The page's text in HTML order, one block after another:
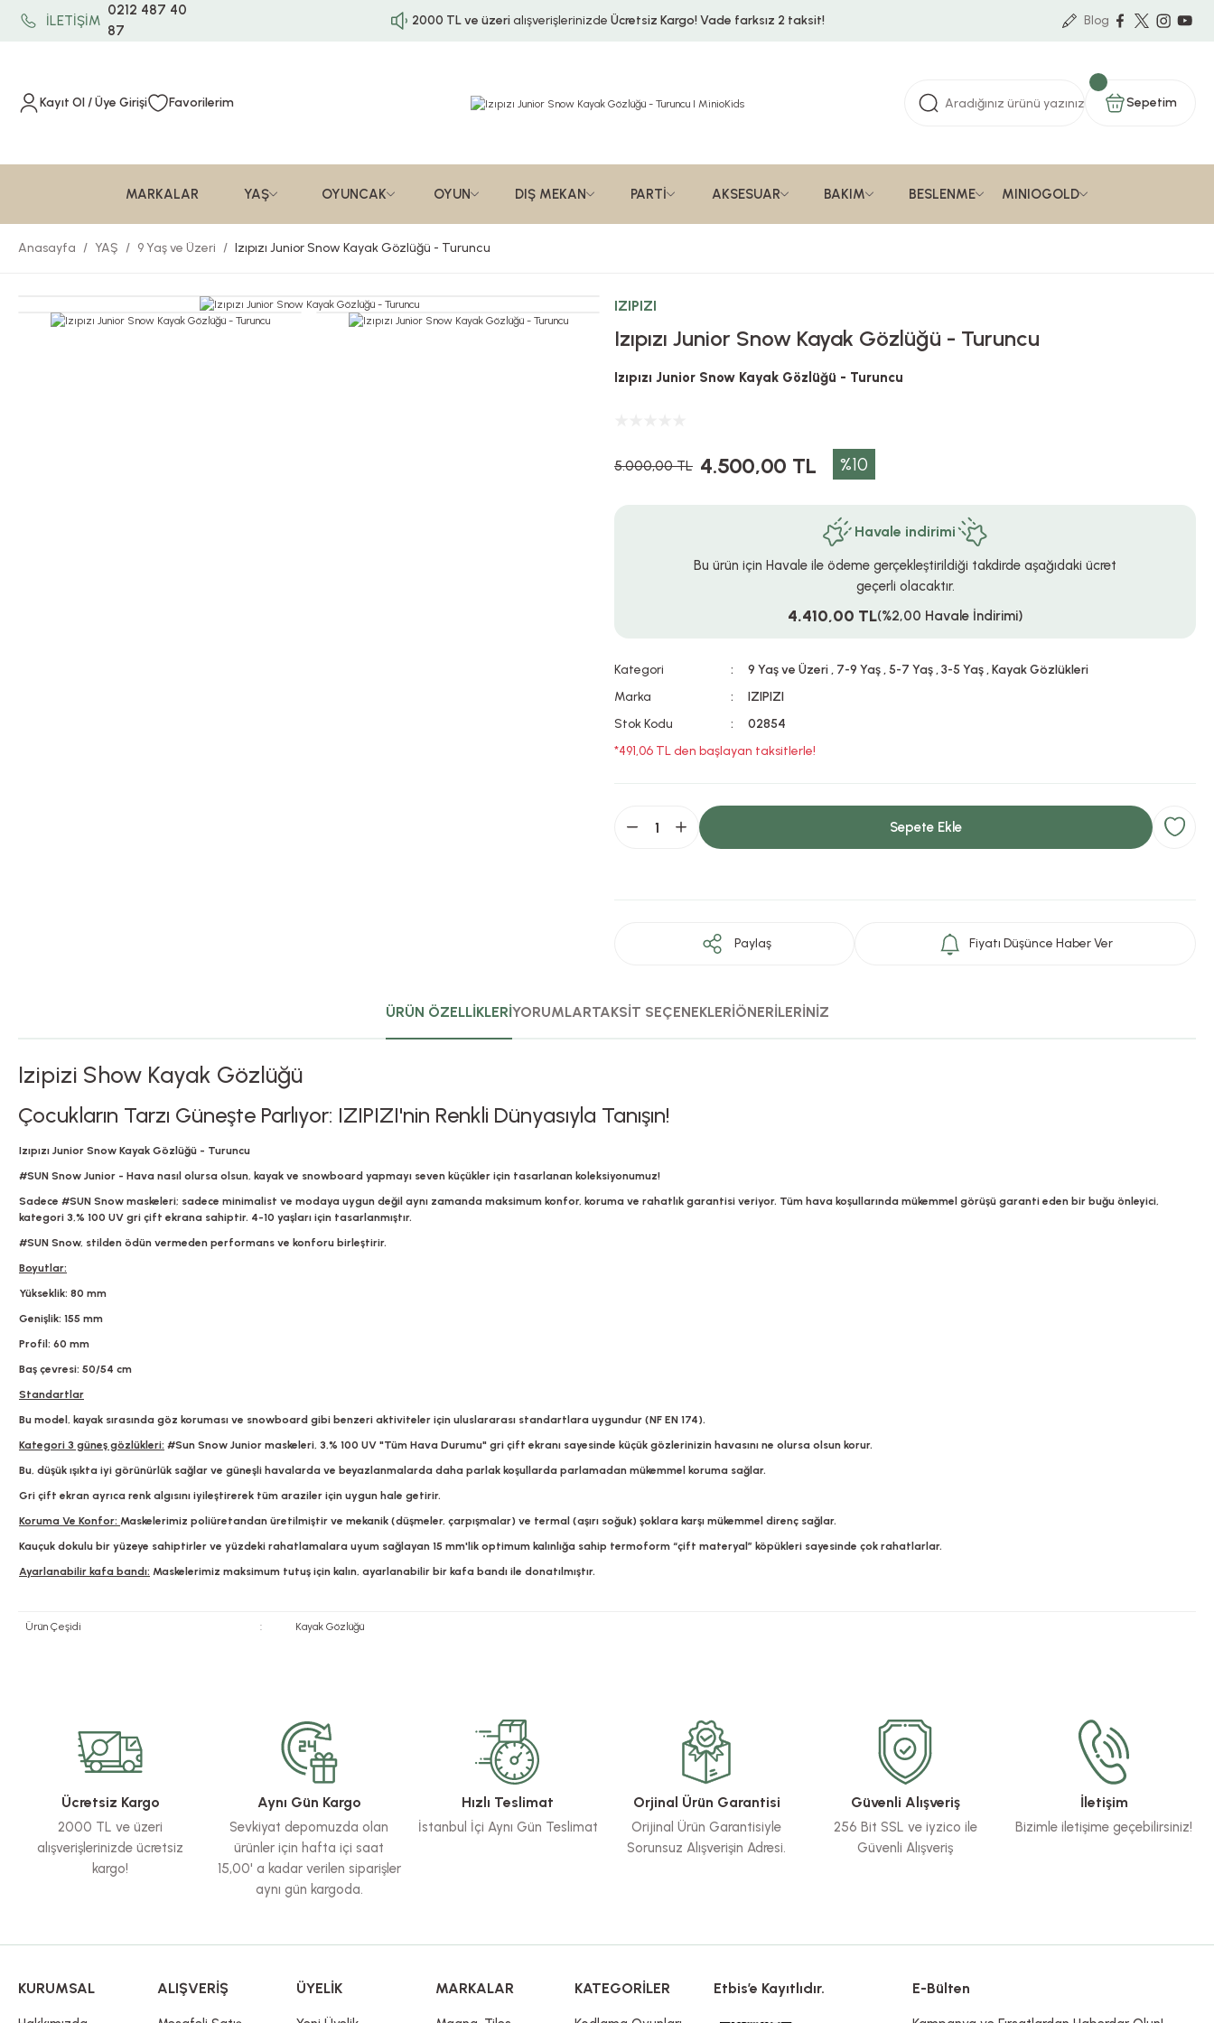
İLETİŞİM
0212 487 40
87
2000 TL ve üzerialışverişlerinizde Ücretsiz Kargo!Vade farksız 2 taksit! Blog
Kayıt Ol / Üye Girişi Favorilerim Sepetim
MARKALAR YAŞ OYUNCAK OYUN DIŞ MEKAN PARTİ AKSESUAR BAKIM BESLENME MINIOGOLD
Anasayfa YAŞ 9 Yaş ve Üzeri Izıpızı Junior Snow Kayak Gözlüğü - Turuncu
IZIPIZI
Izıpızı Junior Snow Kayak Gözlüğü - Turuncu
Izıpızı Junior Snow Kayak Gözlüğü - Turuncu
5.000,00 TL 4.500,00 TL %10
Havale indirimi
Bu ürün için Havale ile ödeme gerçekleştirildiği takdirde aşağıdaki ücret
geçerli olacaktır.
4.410,00 TL(%2,00 Havale İndirimi)
Kategori 9 Yaş ve Üzeri, 7-9 Yaş,5-7 Yaş,3-5 Yaş,Kayak Gözlükleri
Marka
IZIPIZI
Stok Kodu
02854
*491,06 TL den başlayan taksitlerle!
Sepete Ekle
Paylaş Fiyatı Düşünce Haber Ver
ÜRÜN ÖZELLİKLERİYORUMLARTAKSİT SEÇENEKLERİÖNERİLERİNİZ
Izipizi Show Kayak Gözlüğü
Çocukların Tarzı Güneşte Parlıyor: IZIPIZI'nin Renkli Dünyasıyla Tanışın!
Izıpızı Junior Snow Kayak Gözlüğü - Turuncu
#SUN Snow Junior - Hava nasıl olursa olsun, kayak ve snowboard yapmayı seven küçükler için tasarlanan koleksiyonumuz!
Sadece #SUN Snow maskeleri; sadece minimalist ve modaya uygun değil aynı zamanda maksimum konfor, koruma ve rahatlık garantisi veriyor. Tüm hava koşullarında mükemmel görüşü garanti eden bir buğu önleyici,
kategori 3,% 100 UV gri çift ekrana sahiptir. 4-10 yaşları için tasarlanmıştır.
#SUN Snow, stilden ödün vermeden performans ve konforu birleştirir.
Boyutlar:
Yükseklik: 80 mm
Genişlik: 155 mm
Profil: 60 mm
Baş çevresi: 50/54 cm
Standartlar
Bu model, kayak sırasında göz koruması ve snowboard gibi benzeri aktiviteler için uluslararası standartlara uygundur (NF EN 174).
Kategori 3 güneş gözlükleri: #Sun Snow Junior maskeleri, 3,% 100 UV "Tüm Hava Durumu" gri çift ekranı sayesinde küçük gözlerinizin havasını ne olursa olsun korur.
Bu, düşük ışıkta iyi görünürlük sağlar ve güneşli havalarda ve beyazlanmalarda daha parlak koşullarda parlamadan mükemmel koruma sağlar.
Gri çift ekran ayrıca renk algısını iyileştirerek tüm araziler için uygun hale getirir.
Koruma Ve Konfor: Maskelerimiz poliüretandan üretilmiştir ve mekanik (düşmeler, çarpışmalar) ve termal (aşırı soğuk) şoklara karşı mükemmel direnç sağlar.
Kauçuk dokulu bir yüzeye sahiptirler ve yüzdeki rahatlamalara uyum sağlayan 15 mm'lik optimum kalınlığa sahip termoform “çift materyal” köpükleri sayesinde çok rahatlarlar.
Ayarlanabilir kafa bandı: Maskelerimiz maksimum tutuş için kalın, ayarlanabilir bir kafa bandı ile donatılmıştır.
Ürün Çeşidi : Kayak Gözlüğü
Ürün resmi kalitesiz, bozuk veya görüntülenemiyor.
Ürün açıklamasında eksik bilgiler bulunuyor.
Ürün bilgilerinde hatalar bulunuyor.
Ürün fiyatı diğer sitelerden daha pahalı.
Bu ürüne benzer farklı alternatifler olmalı.
Ücretsiz Kargo
2000 TL ve üzeri
alışverişlerinizde ücretsiz
kargo!
Aynı Gün Kargo
Sevkiyat depomuzda olan
ürünler için hafta içi saat
15,00' a kadar verilen siparişler
aynı gün kargoda.
Hızlı Teslimat
İstanbul İçi Aynı Gün Teslimat
Orjinal Ürün Garantisi
Orijinal Ürün Garantisiyle
Sorunsuz Alışverişin Adresi.
Güvenli Alışveriş
256 Bit SSL ve iyzico ile
Güvenli Alışveriş
İletişim
Bizimle iletişime geçebilirsiniz!
KURUMSAL ALIŞVERİŞ ÜYELİK MARKALAR KATEGORİLER Etbis’e Kayıtlıdır. E-Bülten